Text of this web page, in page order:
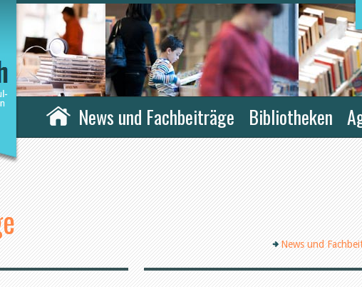
News und Fachbeiträge Bibliotheken
News und